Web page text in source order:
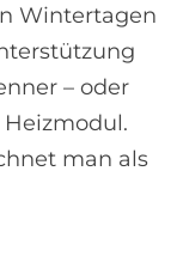
Wintertagen
– oder
man als